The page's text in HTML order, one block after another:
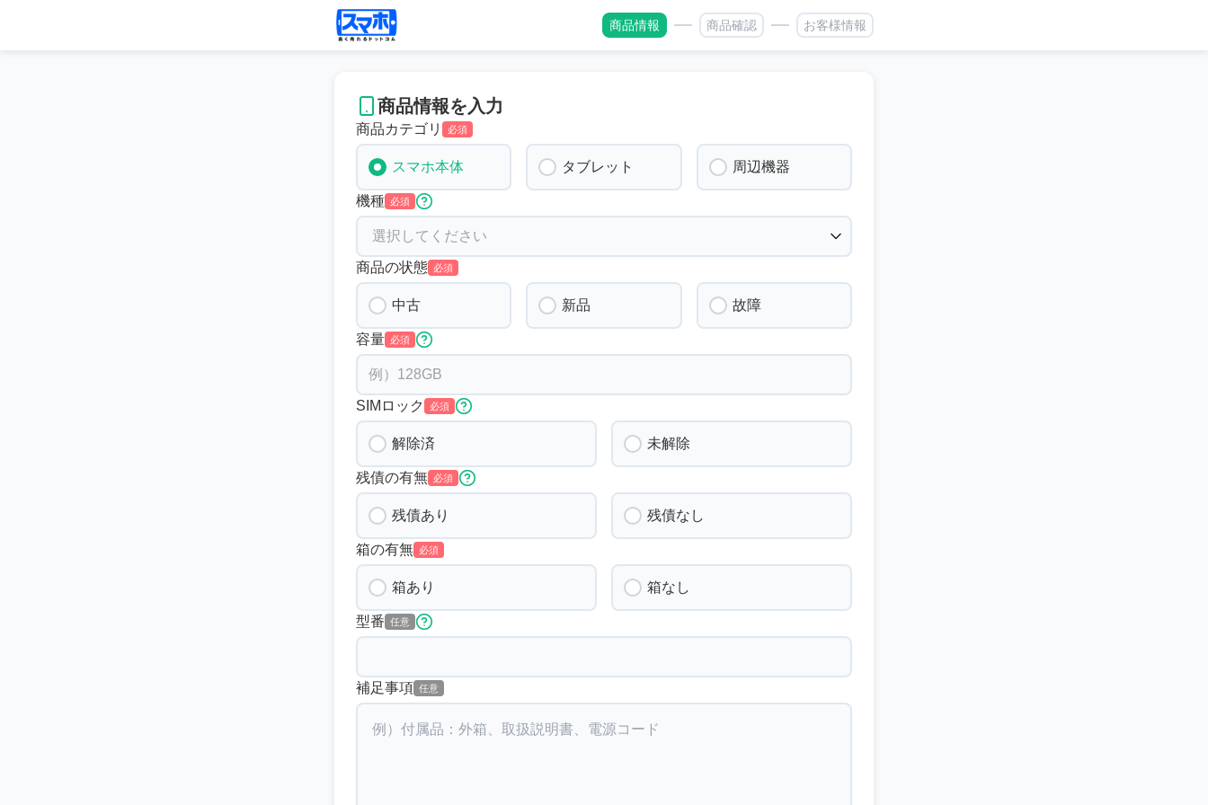
商品情報 商品確認 お客様情報
商品情報を入力
商品カテゴリ 必須
スマホ本体 タブレット 周辺機器
機種 必須
商品の状態 必須
中古 新品 故障
容量 必須
SIMロック 必須
解除済 未解除
残債の有無 必須
残債あり 残債なし
箱の有無 必須
箱あり 箱なし
型番 任意
補足事項 任意